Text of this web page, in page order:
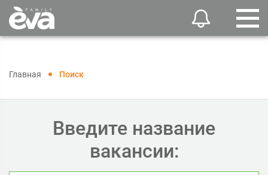
Главная Поиск
Введите название
вакансии: